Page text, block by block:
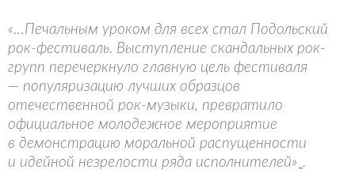
«…Печальным уроком для всех стал Подольский
рок-фестиваль. Выступление скандальных рок-
групп перечеркнуло главную цель фестиваля
— популяризацию лучших образцов
отечественной рок-музыки, превратило
официальное молодежное мероприятие
в демонстрацию моральной распущенности
и идейной незрелости ряда исполнителей» .